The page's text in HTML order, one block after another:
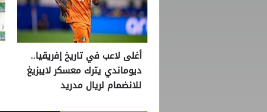
أغلى لاعب في تاريخ إفريقيا..
ديوماندي يترك معسكر لايبزيغ
للانضمام لريال مدريد